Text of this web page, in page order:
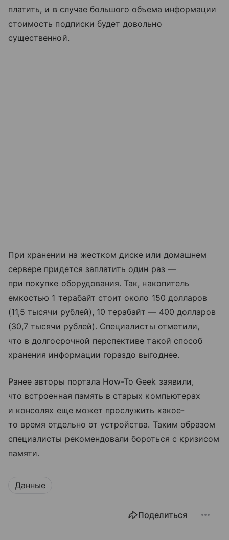
платить, и в случае большого объема информации
стоимость подписки будет довольно
существенной.
При хранении на жестком диске или домашнем
сервере придется заплатить один раз —
при покупке оборудования. Так, накопитель
емкостью 1 терабайт стоит около 150 долларов
(11,5 тысячи рублей), 10 терабайт — 400 долларов
(30,7 тысячи рублей). Специалисты отметили,
что в долгосрочной перспективе такой способ
хранения информации гораздо выгоднее.
Ранее авторы портала How-To Geek заявили,
что встроенная память в старых компьютерах
и консолях еще может прослужить какое-
то время отдельно от устройства. Таким образом
специалисты рекомендовали бороться с кризисом
памяти.
Данные
Поделиться